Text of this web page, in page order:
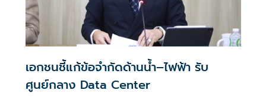
เอกชนชี้แก้ข้อจำกัดด้านน้ำ–ไฟฟ้า รับ
ศูนย์กลาง Data Center